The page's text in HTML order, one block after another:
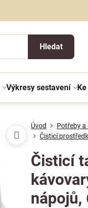
Hledat
Výkresy sestavení
Úvod
Potřeby a
Čisticí
Čisticí
nápojů,